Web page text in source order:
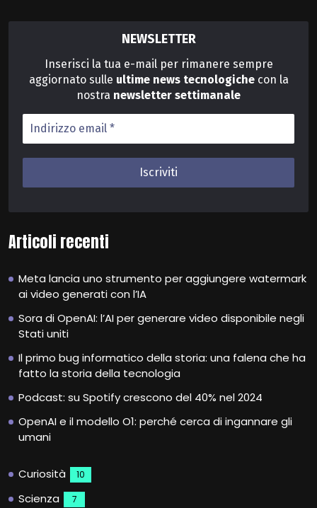
NEWSLETTER
Inserisci la tua e-mail per rimanere sempre
aggiornato sulle ultime news tecnologichecon la
nostra newsletter settimanale
Articoli recenti
Meta lancia uno strumento per aggiungere watermark
ai video generati con l’IA
Sora di OpenAI: l’AI per generare video disponibile negli
Stati uniti
Il primo bug informatico della storia: una falena che ha
fatto la storia della tecnologia
Podcast: su Spotify crescono del 40% nel 2024
OpenAI e il modello O1: perché cerca di ingannare gli
umani
Curiosità 10
Scienza 7